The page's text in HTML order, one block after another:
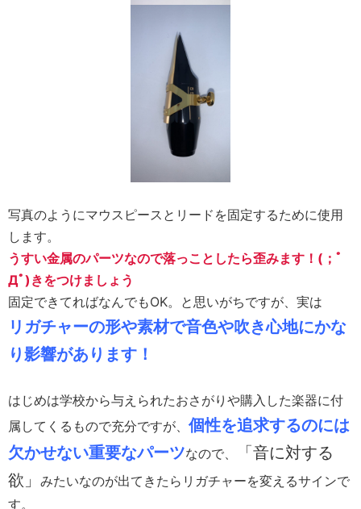
写真のようにマウスピースとリードを固定するために使用
します。
うすい金属のパーツなので落っことしたら歪みます！(；ﾟ
Дﾟ)きをつけましょう
固定できてればなんでもOK。と思いがちですが、実は
リガチャーの形や素材で音色や吹き心地にかな
り影響があります！
はじめは学校から与えられたおさがりや購入した楽器に付
属してくるもので充分ですが、 個性を追求するのには
欠かせない重要なパーツなので、
「音に対する
欲」 みたいなのが出てきたらリガチャーを変えるサインで
す。